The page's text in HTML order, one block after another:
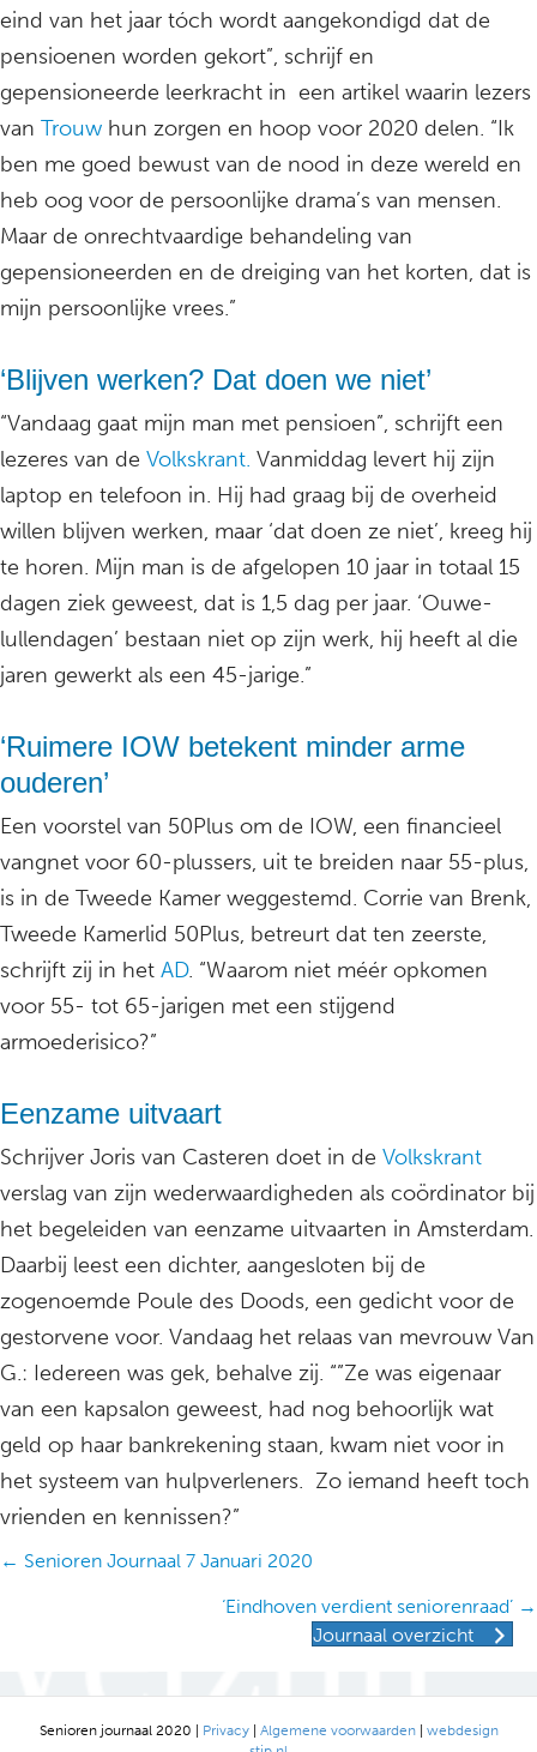
eind van het jaar tóch wordt aangekondigd dat de
pensioenen worden gekort”, schrijf en
gepensioneerde leerkracht in een artikel waarin lezers
van Trouw hun zorgen en hoop voor 2020 delen. “Ik
ben me goed bewust van de nood in deze wereld en
heb oog voor de persoonlijke drama’s van mensen.
Maar de onrechtvaardige behandeling van
gepensioneerden en de dreiging van het korten, dat is
mijn persoonlijke vrees.”
‘Blijven werken? Dat doen we niet’
“Vandaag gaat mijn man met pensioen”, schrijft een
lezeres van de Volkskrant. Vanmiddag levert hij zijn
laptop en telefoon in. Hij had graag bij de overheid
willen blijven werken, maar ‘dat doen ze niet’, kreeg hij
te horen. Mijn man is de afgelopen 10 jaar in totaal 15
dagen ziek geweest, dat is 1,5 dag per jaar. ‘Ouwe-
lullendagen’ bestaan niet op zijn werk, hij heeft al die
jaren gewerkt als een 45-jarige.”
‘Ruimere IOW betekent minder arme
ouderen’
Een voorstel van 50Plus om de IOW, een financieel
vangnet voor 60-plussers, uit te breiden naar 55-plus,
is in de Tweede Kamer weggestemd. Corrie van Brenk,
Tweede Kamerlid 50Plus, betreurt dat ten zeerste,
schrijft zij in het AD. “Waarom niet méér opkomen
voor 55- tot 65-jarigen met een stijgend
armoederisico?”
Eenzame uitvaart
Schrijver Joris van Casteren doet in de Volkskrant
verslag van zijn wederwaardigheden als coördinator bij
het begeleiden van eenzame uitvaarten in Amsterdam.
Daarbij leest een dichter, aangesloten bij de
zogenoemde Poule des Doods, een gedicht voor de
gestorvene voor. Vandaag het relaas van mevrouw Van
G.: Iedereen was gek, behalve zij. “”Ze was eigenaar
van een kapsalon geweest, had nog behoorlijk wat
geld op haar bankrekening staan, kwam niet voor in
het systeem van hulpverleners. Zo iemand heeft toch
vrienden en kennissen?”
Posts
← Senioren Journaal 7 Januari 2020
‘Eindhoven verdient seniorenraad’ →
Journaal overzicht
Senioren journaal 2020 | Privacy| Algemene voorwaarden| webdesign